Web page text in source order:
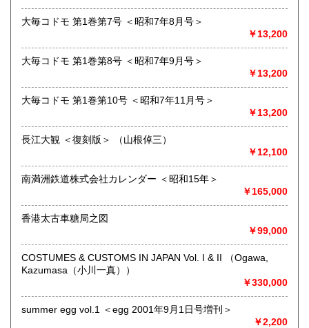
を除く）に発送いたします。銀行振込による先払いの場合、
ご入金を確認して48時間以内（日祝を除く）に発送いたしま
す。代金引換郵便の場合は、在庫確認メール発信後、48時間
営業時間：10:00〜19:00
定休日：土日祝(メール・電話、および出張買取には対応しま
書籍の買取について
大阪をはじめとして、神戸・京都・奈良・和歌山などの周辺
地域へ出張買取にお伺いします。お気軽にご相談ください。
取り扱い分野
哲学宗教、歴史、美術工芸、古典籍、近代文献、趣味、サブ
カルチャー、古書一般（その他）
戦前の絵葉書・資料など古い紙モノに強い古本屋です。
大毎コドモ 第1巻第7号 ＜昭和7年8月号＞
￥13,200
大毎コドモ 第1巻第8号 ＜昭和7年9月号＞
￥13,200
大毎コドモ 第1巻第10号 ＜昭和7年11月号＞
￥13,200
長江大観 ＜復刻版＞ （山根倬三）
￥12,100
南満洲鉄道株式会社カレンダー ＜昭和15年＞
￥165,000
香港太古車糖局之図
￥99,000
COSTUMES & CUSTOMS IN JAPAN Vol. I & II （Ogawa,
Kazumasa（小川一真））
￥330,000
summer egg vol.1 ＜egg 2001年9月1日号増刊＞
￥2,200